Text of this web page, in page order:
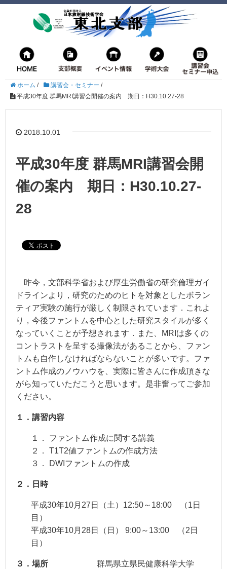
ホーム / 講習会・セミナー /
平成30年度 群馬MRI講習会開催の案内 期日：H30.10.27-28
2018.10.01
平成30年度 群馬MRI講習会開
催の案内 期日：H30.10.27-
28
昨今，文部科学省および厚生労働省の研究倫理ガイ
ドラインより，研究のためのヒトを対象としたボラン
ティア実験の施行が厳しく制限されています．これよ
り，今後ファントムを中心とした研究スタイルが多く
なっていくことが予想されます．また、MRIは多くの
コントラストを呈する撮像法があることから、ファン
トムも自作しなければならないことが多いです。ファ
ントム作成のノウハウを、実際に皆さんに作成頂きな
がら知っていただこうと思います。是非奮ってご参加
ください。
１．講習内容
１． ファントム作成に関する講義
２． T1T2値ファントムの作成方法
３． DWIファントムの作成
２．日時
平成30年10月27日（土）12:50～18:00 （1日
目）
平成30年10月28日（日） 9:00～13:00 （2日
目）
３．場所 群馬県立県民健康科学大学